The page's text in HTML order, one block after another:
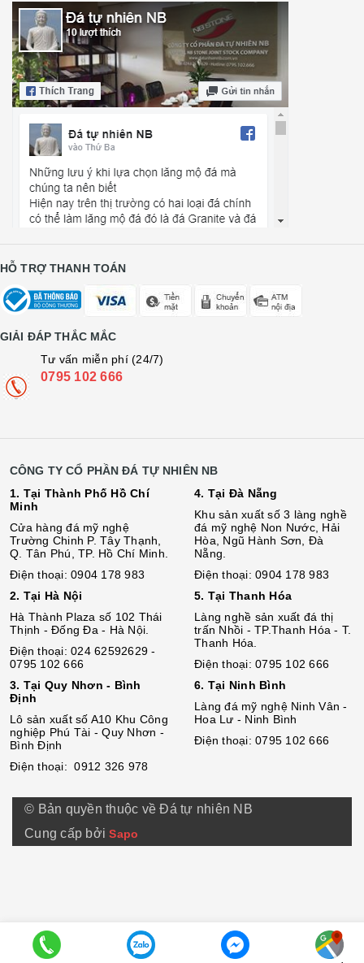
HỖ TRỢ THANH TOÁN
GIẢI ĐÁP THẮC MẮC
Tư vấn miễn phí (24/7)
0795 102 666
CÔNG TY CỔ PHẦN ĐÁ TỰ NHIÊN NB
1. Tại Thành Phố Hồ Chí
Minh
Cửa hàng đá mỹ nghệ
Trường Chinh P. Tây Thạnh,
Q. Tân Phú, TP. Hồ Chí Minh.
Điện thoại: 0904 178 983
2. Tại Hà Nội
Hà Thành Plaza số 102 Thái
Thịnh - Đống Đa - Hà Nội.
Điện thoại: 024 62592629 -
0795 102 666
3. Tại Quy Nhơn - Bình
Định
Lô sản xuất số A10 Khu Công
nghiệp Phú Tài - Quy Nhơn -
Bình Định
Điện thoại: 0912 326 978
4. Tại Đà Nẵng
Khu sản xuất số 3 làng nghề
đá mỹ nghệ Non Nước, Hải
Hòa, Ngũ Hành Sơn, Đà
Nẵng.
Điện thoại: 0904 178 983
5. Tại Thanh Hóa
Làng nghề sản xuất đá thị
trấn Nhồi - TP.Thanh Hóa - T.
Thanh Hóa.
Điện thoại: 0795 102 666
6. Tại Ninh Bình
Làng đá mỹ nghệ Ninh Vân -
Hoa Lư - Ninh Bình
Điện thoại: 0795 102 666
© Bản quyền thuộc về Đá tự nhiên NB
Cung cấp bởiSapo